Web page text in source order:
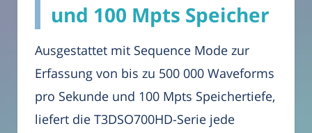
und 100 Mpts Speicher
Ausgestattet mit Sequence Mode zur
Erfassung von bis zu 500 000 Waveforms
pro Sekunde und 100 Mpts Speichertiefe,
liefert die T3DSO700HD-Serie jede